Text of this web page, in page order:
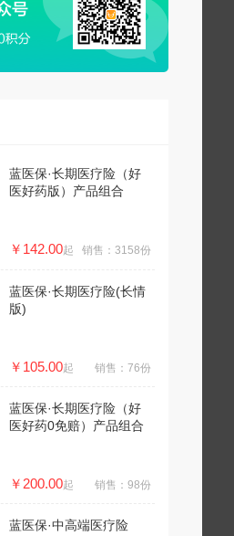
蓝医保·长期医疗险（好
医好药版）产品组合
￥142.00起 销售：3158份
蓝医保·长期医疗险(长情
版)
￥105.00起 销售：76份
蓝医保·长期医疗险（好
医好药0免赔）产品组合
￥200.00起 销售：98份
蓝医保·中高端医疗险